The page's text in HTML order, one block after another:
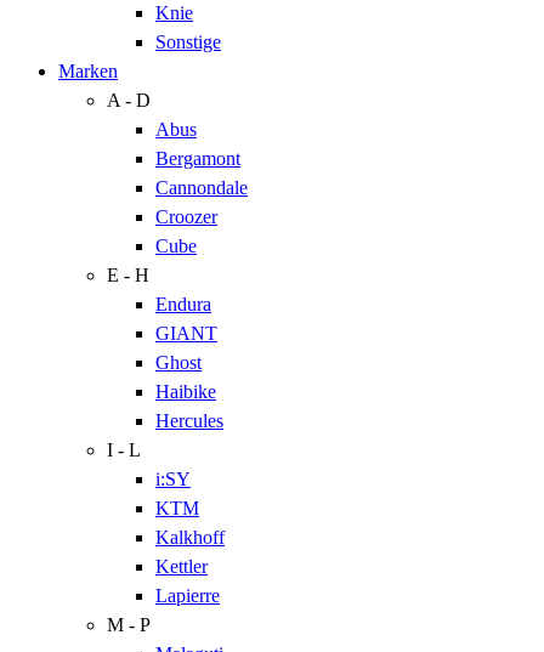
Knie
Sonstige
Marken
A - D
Abus
Bergamont
Cannondale
Croozer
Cube
E - H
Endura
GIANT
Ghost
Haibike
Hercules
I - L
i:SY
KTM
Kalkhoff
Kettler
Lapierre
M - P